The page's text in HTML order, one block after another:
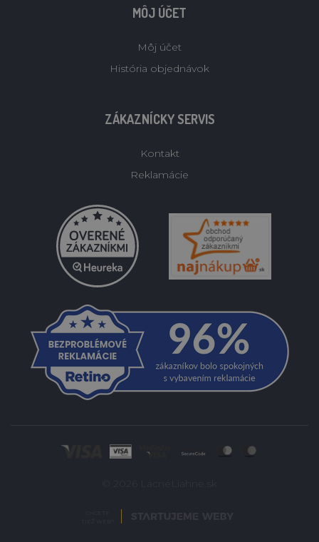
MÔJ ÚČET
Môj účet
História objednávok
ZÁKAZNÍCKY SERVIS
Kontakt
Reklamácie